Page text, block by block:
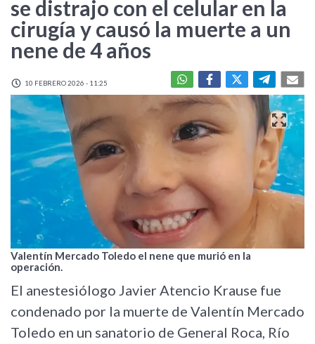
se distrajo con el celular en la
cirugía y causó la muerte a un
nene de 4 años
10 FEBRERO 2026 - 11:25
Valentín Mercado Toledo el nene que murió en la
operación.
El anestesiólogo Javier Atencio Krause fue
condenado por la muerte de Valentín Mercado
Toledo en un sanatorio de General Roca, Río